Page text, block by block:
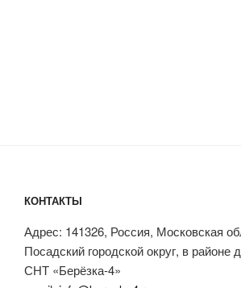
официальной позиции СНТ «Березка-4»